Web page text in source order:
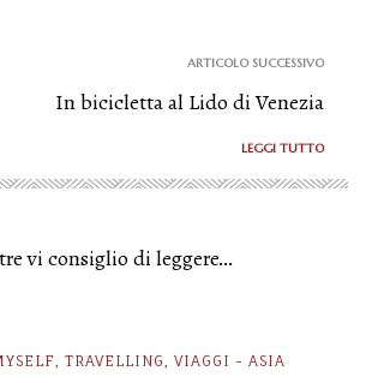
ARTICOLO SUCCESSIVO
In bicicletta al Lido di Venezia
LEGGI TUTTO
vi consiglio di leggere...
, TRAVELLING, VIAGGI - ASIA